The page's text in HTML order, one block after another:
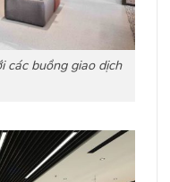
các buồng giao dịch